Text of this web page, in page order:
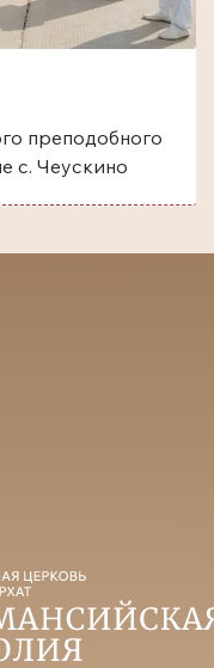
преподобного
с. Чеускино